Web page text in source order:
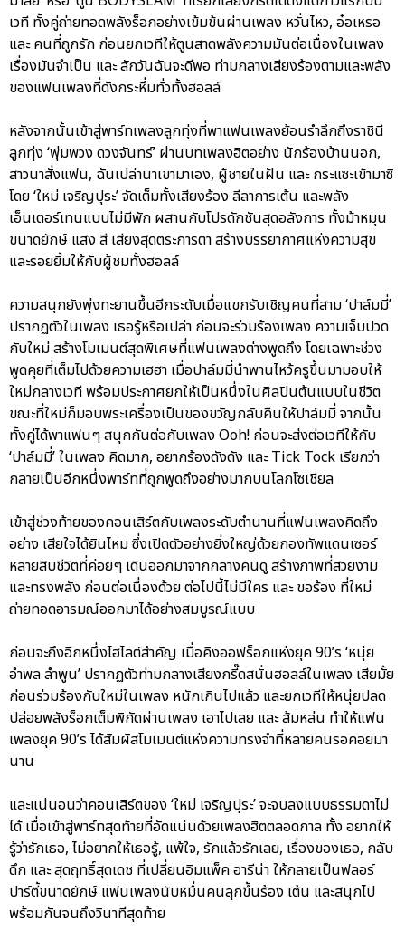
เวที ทั้งคู่ถ่ายทอดพลังร็อกอย่างเข้มข้นผ่านเพลง หวั่นไหว, อ๋อเหรอ
และ คนที่ถูกรัก ก่อนยกเวทีให้ตูนสาดพลังความมันต่อเนื่องในเพลง
เรื่องมันจำเป็น และ สักวันฉันจะดีพอ ท่ามกลางเสียงร้องตามและพลัง
ของแฟนเพลงที่ดังกระหึ่มทั่วทั้งฮอลล์
หลังจากนั้นเข้าสู่พาร์ทเพลงลูกทุ่งที่พาแฟนเพลงย้อนรำลึกถึงราชินี
ลูกทุ่ง ‘พุ่มพวง ดวงจันทร์’ ผ่านบทเพลงฮิตอย่าง นักร้องบ้านนอก,
สาวนาสั่งแฟน, ฉันเปล่านาเขามาเอง, ผู้ชายในฝัน และ กระแซะเข้ามาซิ
โดย ‘ใหม่ เจริญปุระ’ จัดเต็มทั้งเสียงร้อง ลีลาการเต้น และพลัง
เอ็นเตอร์เทนแบบไม่มีพัก ผสานกับโปรดักชันสุดอลังการ ทั้งม้าหมุน
ขนาดยักษ์ แสง สี เสียงสุดตระการตา สร้างบรรยากาศแห่งความสุข
และรอยยิ้มให้กับผู้ชมทั้งฮอลล์
ความสนุกยังพุ่งทะยานขึ้นอีกระดับเมื่อแขกรับเชิญคนที่สาม ‘ปาล์มมี่’
ปรากฏตัวในเพลง เธอรู้หรือเปล่า ก่อนจะร่วมร้องเพลง ความเจ็บปวด
กับใหม่ สร้างโมเมนต์สุดพิเศษที่แฟนเพลงต่างพูดถึง โดยเฉพาะช่วง
พูดคุยที่เต็มไปด้วยความเฮฮา เมื่อปาล์มมี่นำพานไหว้ครูขึ้นมามอบให้
ใหม่กลางเวที พร้อมประกาศยกให้เป็นหนึ่งในศิลปินต้นแบบในชีวิต
ขณะที่ใหม่ก็มอบพระเครื่องเป็นของขวัญกลับคืนให้ปาล์มมี่ จากนั้น
ทั้งคู่ได้พาแฟนๆ สนุกกันต่อกับเพลง Ooh! ก่อนจะส่งต่อเวทีให้กับ
‘ปาล์มมี่’ ในเพลง คิดมาก, อยากร้องดังดัง และ Tick Tock เรียกว่า
กลายเป็นอีกหนึ่งพาร์ทที่ถูกพูดถึงอย่างมากบนโลกโซเชียล
เข้าสู่ช่วงท้ายของคอนเสิร์ตกับเพลงระดับตำนานที่แฟนเพลงคิดถึง
อย่าง เสียใจได้ยินไหม ซึ่งเปิดตัวอย่างยิ่งใหญ่ด้วยกองทัพแดนเซอร์
หลายสิบชีวิตที่ค่อยๆ เดินออกมาจากกลางคนดู สร้างภาพที่สวยงาม
และทรงพลัง ก่อนต่อเนื่องด้วย ต่อไปนี้ไม่มีใคร และ ขอร้อง ที่ใหม่
ถ่ายทอดอารมณ์ออกมาได้อย่างสมบูรณ์แบบ
ก่อนจะถึงอีกหนึ่งไฮไลต์สำคัญ เมื่อคิงออฟร็อกแห่งยุค 90’s ‘หนุ่ย
อำพล ลำพูน’ ปรากฏตัวท่ามกลางเสียงกรี๊ดสนั่นฮอลล์ในเพลง เสียมั้ย
ก่อนร่วมร้องกับใหม่ในเพลง หนักเกินไปแล้ว และยกเวทีให้หนุ่ยปลด
ปล่อยพลังร็อกเต็มพิกัดผ่านเพลง เอาไปเลย และ ส้มหล่น ทำให้แฟน
เพลงยุค 90’s ได้สัมผัสโมเมนต์แห่งความทรงจำที่หลายคนรอคอยมา
นาน
และแน่นอนว่าคอนเสิร์ตของ ‘ใหม่ เจริญปุระ’ จะจบลงแบบธรรมดาไม่
ได้ เมื่อเข้าสู่พาร์ทสุดท้ายที่อัดแน่นด้วยเพลงฮิตตลอดกาล ทั้ง อยากให้
รู้ว่ารักเธอ, ไม่อยากให้เธอรู้, แพ้ใจ, รักแล้วรักเลย, เรื่องของเธอ, กลับ
ดึก และ สุดฤทธิ์สุดเดช ที่เปลี่ยนอิมแพ็ค อารีน่า ให้กลายเป็นฟลอร์
ปาร์ตี้ขนาดยักษ์ แฟนเพลงนับหมื่นคนลุกขึ้นร้อง เต้น และสนุกไป
พร้อมกันจนถึงวินาทีสุดท้าย